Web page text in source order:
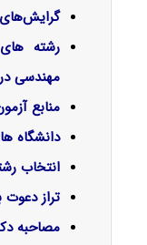
رشته
مهندسی
منابع
دانشگاه
انتخاب
تراز
مصاحبه